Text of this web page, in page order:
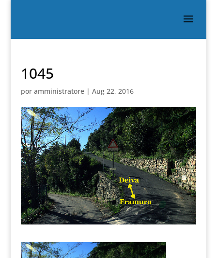
1045
por amministratore| Aug 22, 2016